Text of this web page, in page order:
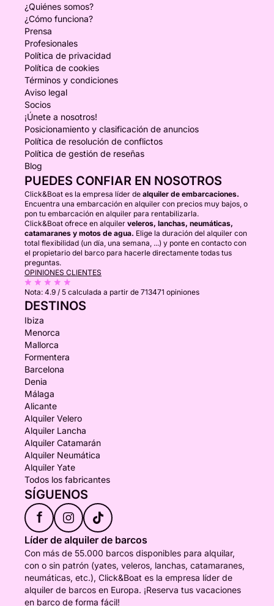
¿Quiénes somos?
¿Cómo funciona?
Prensa
Profesionales
Política de privacidad
Política de cookies
Términos y condiciones
Aviso legal
Socios
¡Únete a nosotros!
Posicionamiento y clasificación de anuncios
Política de resolución de conflictos
Política de gestión de reseñas
Blog
PUEDES CONFIAR EN NOSOTROS
Click&Boat es la empresa líder de alquiler de embarcaciones.
Encuentra una embarcación en alquiler con precios muy bajos, o
pon tu embarcación en alquiler para rentabilizarla.
Click&Boat ofrece en alquiler veleros, lanchas, neumáticas,
catamaranes y motos de agua. Elige la duración del alquiler con
total flexibilidad (un día, una semana, ...) y ponte en contacto con
el propietario del barco para hacerle directamente todas tus
preguntas.
OPINIONES CLIENTES
Nota: 4.9 / 5 calculada a partir de 713471 opiniones
DESTINOS
Ibiza
Menorca
Mallorca
Formentera
Barcelona
Denia
Málaga
Alicante
Alquiler Velero
Alquiler Lancha
Alquiler Catamarán
Alquiler Neumática
Alquiler Yate
Todos los fabricantes
SÍGUENOS
f
Líder de alquiler de barcos
Con más de 55.000 barcos disponibles para alquilar,
con o sin patrón (yates, veleros, lanchas, catamaranes,
neumáticas, etc.), Click&Boat es la empresa líder de
alquiler de barcos en Europa. ¡Reserva tus vacaciones
en barco de forma fácil!